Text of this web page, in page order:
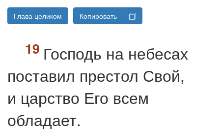
Глава целиком Копировать
Господь на небесах
поставил престол Свой,
и царство Его всем
обладает.